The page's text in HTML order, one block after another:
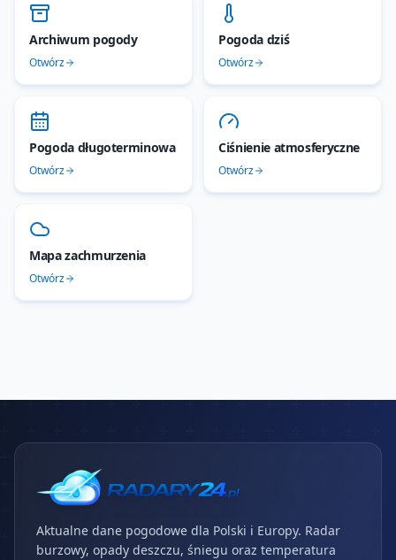
Archiwum pogody
Otwórz
Pogoda dziś
Otwórz
Pogoda długoterminowa
Otwórz
Ciśnienie atmosferyczne
Otwórz
Mapa zachmurzenia
Otwórz
Aktualne dane pogodowe dla Polski i Europy. Radar
burzowy, opady deszczu, śniegu oraz temperatura